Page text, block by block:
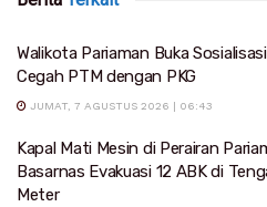
Walikota Pariaman Buka
Cegah PTM dengan PKG
JUMAT, 7 AGUSTUS 2026 | 06:43
Kapal Mati Mesin di Perairan
Basarnas Evakuasi 12 ABK di
Meter